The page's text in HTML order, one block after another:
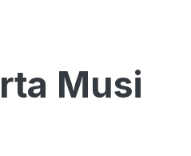
Musi